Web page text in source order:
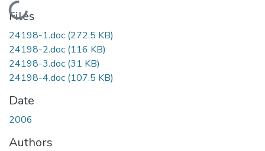
Loading...
Files
24198-1.doc (272.5 KB)
24198-2.doc (116 KB)
24198-3.doc (31 KB)
24198-4.doc (107.5 KB)
Date
2006
Authors